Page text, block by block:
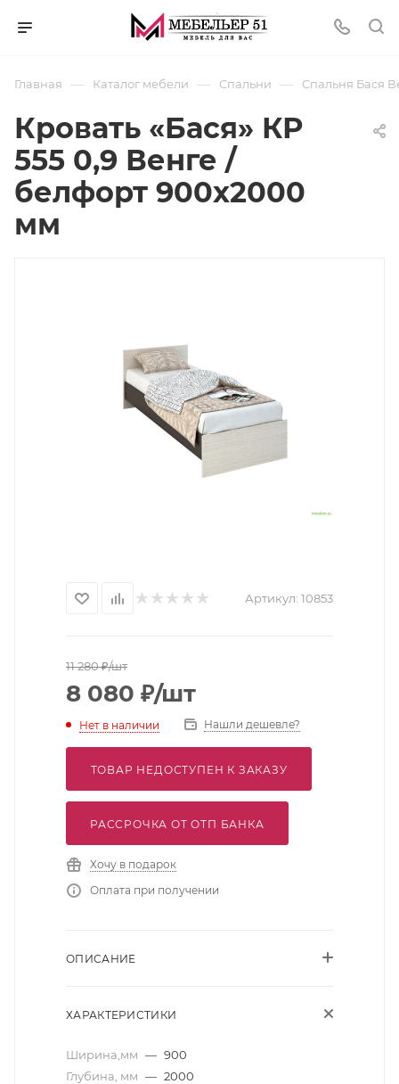
Главная — Каталог мебели — Спальни — Спальня Бася
Кровать «Бася» КР
555 0,9 Венге /
белфорт 900х2000
мм
Артикул: 10853
11 280₽/шт
8 080 ₽/шт
Нет в наличии Нашли дешевле?
ТОВАР НЕДОСТУПЕН К ЗАКАЗУ
РАССРОЧКА ОТ ОТП БАНКА
Хочу в подарок
Оплата при получении
ОПИСАНИЕ
ХАРАКТЕРИСТИКИ
Ширина,мм — 900
Глубина, мм — 2000